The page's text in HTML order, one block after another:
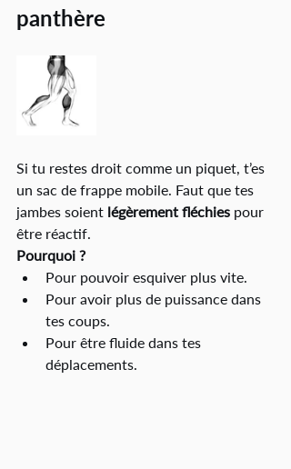
panthère
Si tu restes droit comme un piquet, t’es
un sac de frappe mobile. Faut que tes
jambes soient légèrement fléchies pour
être réactif.
Pourquoi ?
Pour pouvoir esquiver plus vite.
Pour avoir plus de puissance dans
tes coups.
Pour être fluide dans tes
déplacements.